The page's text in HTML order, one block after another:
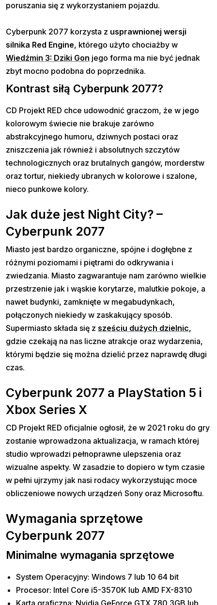
poruszania się z wykorzystaniem pojazdu.
Cyberpunk 2077 korzysta z usprawnionej wersji
silnika Red Engine, którego użyto chociażby w
Wiedźmin 3: Dziki Gon jego forma ma nie być jednak
zbyt mocno podobna do poprzednika.
Kontrast siłą Cyberpunk 2077?
CD Projekt RED chce udowodnić graczom, że w jego
kolorowym świecie nie brakuje zarówno
abstrakcyjnego humoru, dziwnych postaci oraz
zniszczenia jak również i absolutnych szczytów
technologicznych oraz brutalnych gangów, morderstw
oraz tortur, niekiedy ubranych w kolorowe i szalone,
nieco punkowe kolory.
Jak duże jest Night City? –
Cyberpunk 2077
Miasto jest bardzo organiczne, spójne i dogłębne z
różnymi poziomami i piętrami do odkrywania i
zwiedzania. Miasto zagwarantuje nam zarówno wielkie
przestrzenie jak i wąskie korytarze, malutkie pokoje, a
nawet budynki, zamknięte w megabudynkach,
połączonych niekiedy w zaskakujący sposób.
Supermiasto składa się z sześciu dużych dzielnic,
gdzie czekają na nas liczne atrakcje oraz wydarzenia,
którymi będzie się można dzielić przez naprawdę długi
czas.
Cyberpunk 2077 a PlayStation 5 i
Xbox Series X
CD Projekt RED oficjalnie ogłosił, że w 2021 roku do gry
zostanie wprowadzona aktualizacja, w ramach której
studio wprowadzi pełnoprawne ulepszenia oraz
wizualne aspekty. W zasadzie to dopiero w tym czasie
w pełni ujrzymy jak nasi rodacy wykorzystując moce
obliczeniowe nowych urządzeń Sony oraz Microsoftu.
Wymagania sprzętowe
Cyberpunk 2077
Minimalne wymagania sprzętowe
System Operacyjny: Windows 7 lub 10 64 bit
Procesor: Intel Core i5-3570K lub AMD FX-8310